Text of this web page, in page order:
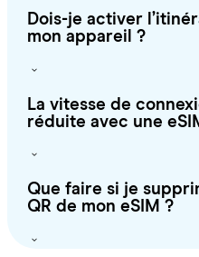
Dois-je activer
mon appareil ?
La vitesse de
réduite avec une
Que faire si je
QR de mon eSIM ?